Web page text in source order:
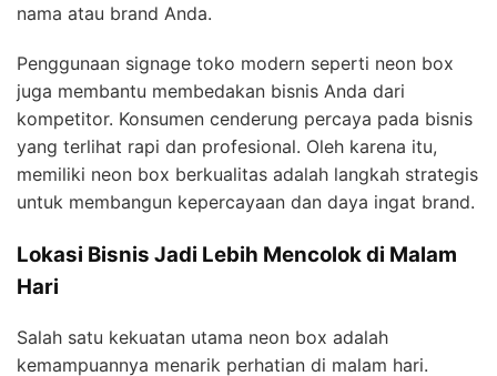
nama atau brand Anda.
Penggunaan signage toko modern seperti neon box
juga membantu membedakan bisnis Anda dari
kompetitor. Konsumen cenderung percaya pada bisnis
yang terlihat rapi dan profesional. Oleh karena itu,
memiliki neon box berkualitas adalah langkah strategis
untuk membangun kepercayaan dan daya ingat brand.
Lokasi Bisnis Jadi Lebih Mencolok di Malam
Hari
Salah satu kekuatan utama neon box adalah
kemampuannya menarik perhatian di malam hari.